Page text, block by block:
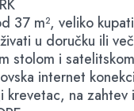
37 m², veliko
u doručku ili
stolom i
internet
na zahtev